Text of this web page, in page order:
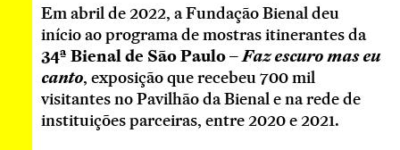
Em abril de 2022, a Fundação Bienal deu
início ao programa de mostras itinerantes da
34ª Bienal de São Paulo –Faz escuro mas eu
canto, exposição que recebeu 700 mil
visitantes no Pavilhão da Bienal e na rede de
instituições parceiras, entre 2020 e 2021.